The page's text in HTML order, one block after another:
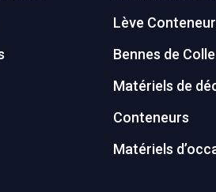
Lève
Bennes de
Matériels de
Conteneurs
Matériels